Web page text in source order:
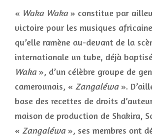
« Waka Waka» constitue par
victoire pour les musiques
qu’elle ramène au-devant de la
internationale un tube, déjà
Waka», d’un célèbre groupe de
camerounais, « Zangaléwa».
base des recettes de droits
maison de production de Shakira,
« Zangaléwa», ses membres ont